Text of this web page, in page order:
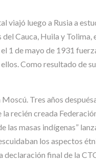
luego a Rusia a
Cauca, Huila y Tolima,
1 de mayo de 1931
Como resultado de
Tres años
recién creada
masas indígenas”
los aspectos
final de la